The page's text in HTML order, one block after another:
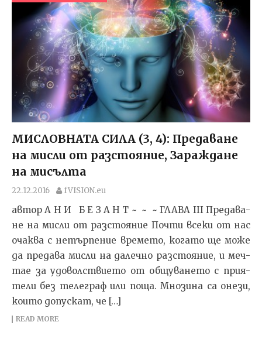
МИСЛОВНАТА СИЛА (3, 4): Предаване
на мисли от разстояние, Зараждане
на мисълта
22.12.2016 fVISION.eu
автор А Н И Б Е З А Н Т ~ ~ ~ ГЛА­ВА III Пре­да­ва­
не на мис­ли от раз­с­то­я­ние Поч­ти все­ки от нас
очак­ва с не­тър­пе­ние вре­ме­то, ко­га­то ще мо­же
да пре­да­ва мис­ли на да­леч­но раз­с­то­я­ние, и меч­
тае за удо­вол­с­т­ви­е­то от об­щу­ва­не­то с при­я­
те­ли без те­лег­раф или по­ща. Мно­зи­на са оне­зи,
ко­и­то до­пус­кат, че […]
READ MORE